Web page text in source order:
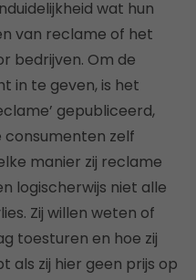
wat hun
van reclame of het
bedrijven. Om de
in te geven, is het
gepubliceerd,
zelf
manier zij reclame
logischerwijs niet alle
Zij willen weten of
toesturen en hoe zij
als zij hier geen prijs op